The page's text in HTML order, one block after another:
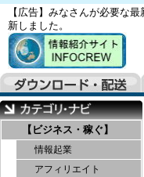
【広告】みなさんが必要な
新しました。
【ビジネス・稼ぐ】
情報起業
アフィリエイト